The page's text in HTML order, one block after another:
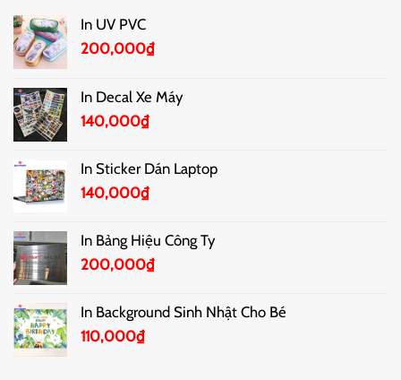
In UV PVC
200,000₫
In Decal Xe Máy
140,000₫
In Sticker Dán Laptop
140,000₫
In Bảng Hiệu Công Ty
200,000₫
In Background Sinh Nhật Cho Bé
110,000₫